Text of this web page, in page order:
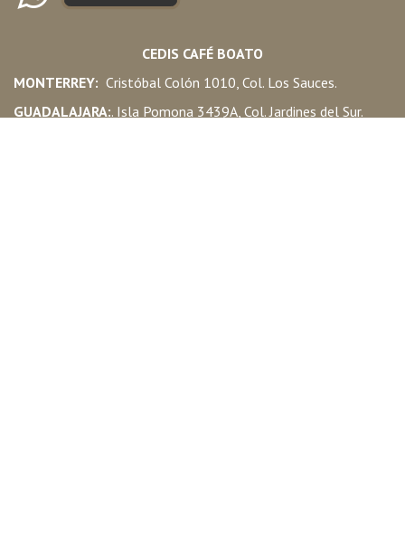
CEDIS CAFÉ BOATO
MONTERREY: Cristóbal Colón 1010, Col. Los Sauces.
GUADALAJARA:. Isla Pomona 3439A, Col. Jardines del Sur.